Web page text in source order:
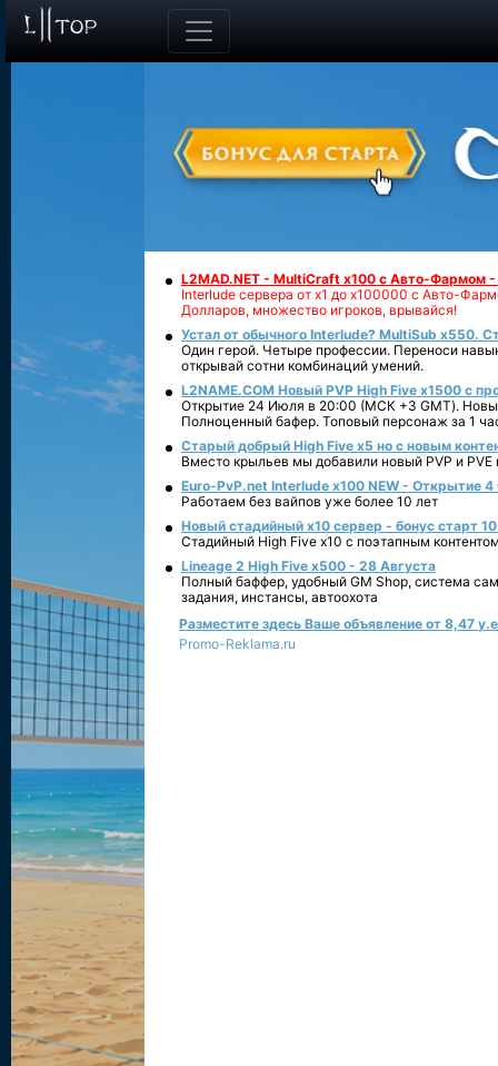
L2MAD.NET - MultiCraft x100 с Авто-Фармом
Interlude сервера от х1 до х100000 с Авто-
Долларов, множество игроков, врывайся!
Устал от обычного Interlude? MultiSub x550.
Один герой. Четыре профессии. Переноси
открывай сотни комбинаций умений.
L2NAME.COM Новый PVP High Five x1500 с
Открытие 24 Июля в 20:00 (МСК +3 GMT).
Полноценный бафер. Топовый персонаж за 1
Старый добрый High Five x5 но с новым
Вместо крыльев мы добавили новый PVP и PVE
Euro-PvP.net Interlude х100 NEW - Открытие 4
Работаем без вайпов уже более 10 лет
Новый стадийный х10 сервер - бонус старт
Стадийный High Five x10 с поэтапным
Lineage 2 High Five x500 - 28 Августа
Полный баффер, удобный GM Shop, система
задания, инстансы, автоохота
Разместите здесь Ваше объявление от 8,47
Promo-Reklama.ru